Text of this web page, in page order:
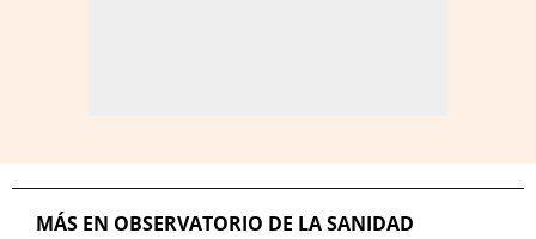
MÁS EN OBSERVATORIO DE LA SANIDAD